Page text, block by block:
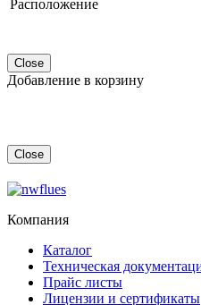
Расположение
Close
Добавление в корзину
Close
Компания
Каталог
Техническая
Прайс листы
Лицензии и сертификаты